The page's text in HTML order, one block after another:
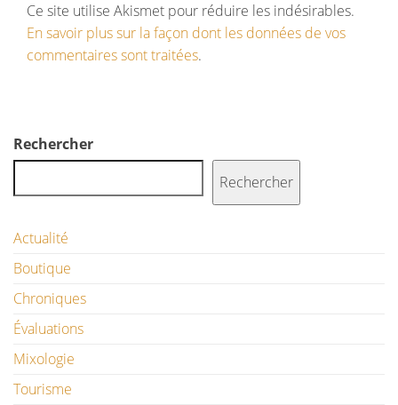
Ce site utilise Akismet pour réduire les indésirables.
En savoir plus sur la façon dont les données de vos
commentaires sont traitées.
Rechercher
Rechercher
Actualité
Boutique
Chroniques
Évaluations
Mixologie
Tourisme